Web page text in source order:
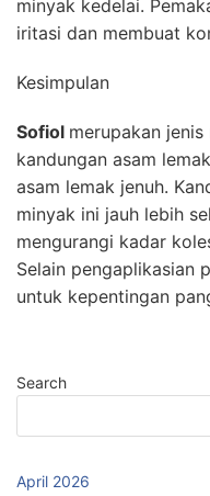
minyak kedelai.
iritasi dan membuat
Kesimpulan
Sofiol merupakan
kandungan asam
asam lemak jenuh.
minyak ini jauh lebih
mengurangi kadar
Selain pengaplikasian
untuk kepentingan
Search
April 2026